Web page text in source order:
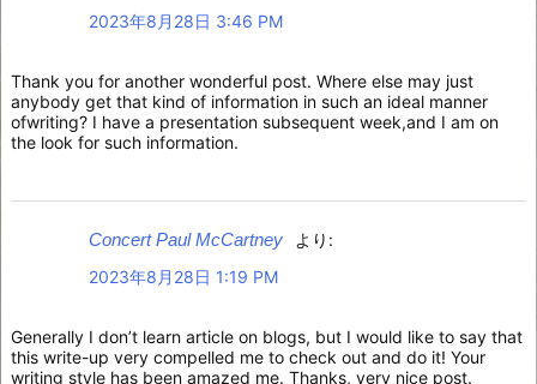
2023年8月28日 3:46 PM
Thank you for another wonderful post. Where else may just
anybody get that kind of information in such an ideal manner
ofwriting? I have a presentation subsequent week,and I am on
the look for such information.
Concert Paul McCartney
より:
2023年8月28日 1:19 PM
Generally I don’t learn article on blogs, but I would like to say that
this write-up very compelled me to check out and do it! Your
writing style has been amazed me. Thanks, very nice post.